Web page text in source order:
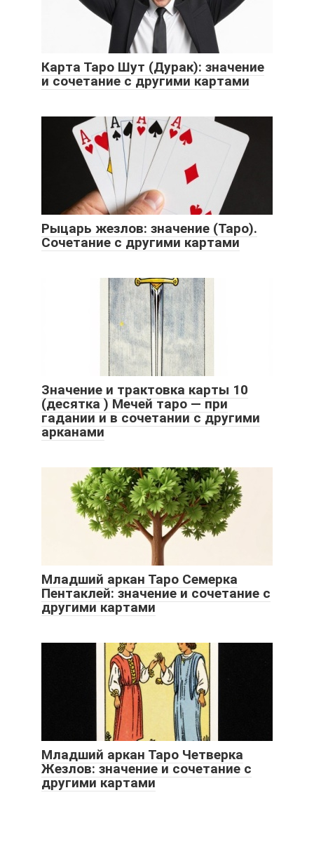
Карта Таро Шут (Дурак): значение
и сочетание с другими картами
Рыцарь жезлов: значение (Таро).
Сочетание с другими картами
Значение и трактовка карты 10
(десятка ) Мечей таро — при
гадании и в сочетании с другими
арканами
Младший аркан Таро Семерка
Пентаклей: значение и сочетание с
другими картами
Младший аркан Таро Четверка
Жезлов: значение и сочетание с
другими картами